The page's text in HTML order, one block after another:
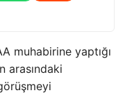
muhabirine yaptığı
arasındaki